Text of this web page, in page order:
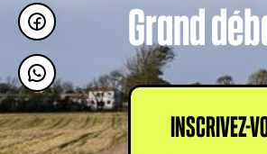
Grand
INSCRIVEZ-